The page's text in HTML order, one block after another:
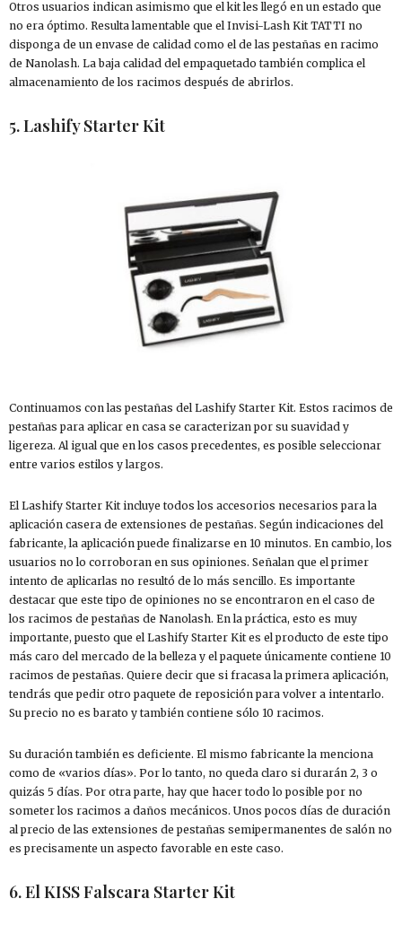
Otros usuarios indican asimismo que el kit les llegó en un estado que
no era óptimo. Resulta lamentable que el Invisi-Lash Kit TATTI no
disponga de un envase de calidad como el de las pestañas en racimo
de Nanolash. La baja calidad del empaquetado también complica el
almacenamiento de los racimos después de abrirlos.
5. Lashify Starter Kit
Continuamos con las pestañas del Lashify Starter Kit. Estos racimos de
pestañas para aplicar en casa se caracterizan por su suavidad y
ligereza. Al igual que en los casos precedentes, es posible seleccionar
entre varios estilos y largos.
El Lashify Starter Kit incluye todos los accesorios necesarios para la
aplicación casera de extensiones de pestañas. Según indicaciones del
fabricante, la aplicación puede finalizarse en 10 minutos. En cambio, los
usuarios no lo corroboran en sus opiniones. Señalan que el primer
intento de aplicarlas no resultó de lo más sencillo. Es importante
destacar que este tipo de opiniones no se encontraron en el caso de
los racimos de pestañas de Nanolash. En la práctica, esto es muy
importante, puesto que el Lashify Starter Kit es el producto de este tipo
más caro del mercado de la belleza y el paquete únicamente contiene 10
racimos de pestañas. Quiere decir que si fracasa la primera aplicación,
tendrás que pedir otro paquete de reposición para volver a intentarlo.
Su precio no es barato y también contiene sólo 10 racimos.
Su duración también es deficiente. El mismo fabricante la menciona
como de «varios días». Por lo tanto, no queda claro si durarán 2, 3 o
quizás 5 días. Por otra parte, hay que hacer todo lo posible por no
someter los racimos a daños mecánicos. Unos pocos días de duración
al precio de las extensiones de pestañas semipermanentes de salón no
es precisamente un aspecto favorable en este caso.
6. El KISS Falscara Starter Kit